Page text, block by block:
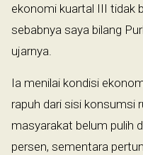
ekonomi kuartal III tidak
sebabnya saya bilang
ujarnya.
Ia menilai kondisi
rapuh dari sisi konsumsi
masyarakat belum pulih
persen, sementara